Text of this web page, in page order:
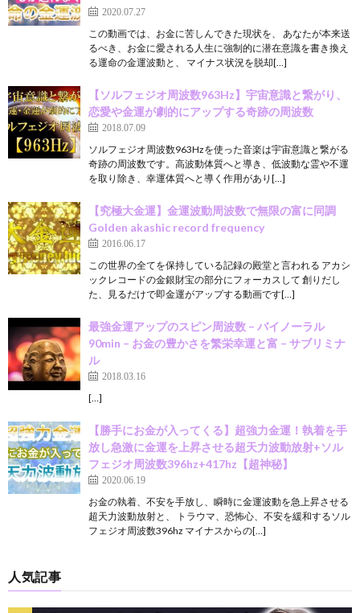
2020.07.27
この動画では、お金に苦しんできた現状を、 あなたが本来送
るべき、お金に愛される人生に強制的に潜在意識を書き換え
る運命の金運波動と、 マイナス状況を脱却[…]
【ソルフェジオ周波数963Hz】宇宙意識と繋がり、
恋愛や金運が劇的にアップする奇跡の周波数
2018.07.09
ソルフェジオ周波数963Hzを使った音楽は宇宙意識と繋がる
奇跡の周波数です。高波動体質へと導き、低波動な霊や不運
を取り除き、幸運体質へと導く作用があり[…]
【究極大金運】金運波動周波数で無限の富に同調
Golden akashic record frequency
2016.06.17
この世界の全てを保持している記録の殿堂と言われる アカシ
ックレコードの金銀財宝の部分にフォーカスして 創りだし
た、見るだけで即金運がアップする動画です[…]
最強金運アップのスピン周波数 – バイノーラル
90min – お金の豊かさを繁栄幸運と富 – サブリミナ
ル
2018.03.16
[…]
【勝手にお金が入ってくる】超強力金運！執着を手
放し急激に金運を上昇させる超天力波動放射+ソル
フェジオ周波数396hz+417hz【超神秘】
2020.06.19
お金の執着、不安を手放し、瞬時に金運波動を急上昇させる
超天力波動放射と、 トラウマ、恐怖心、不安を緩和するソル
フェジオ周波数396hz マイナスからの[…]
人気記事